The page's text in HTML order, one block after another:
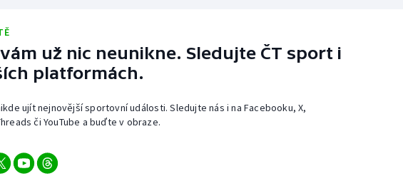
už nic neunikne. Sledujte ČT sport i
platformách.
ujít nejnovější sportovní události. Sledujte nás i na Facebooku, X,
či YouTube a buďte v obraze.